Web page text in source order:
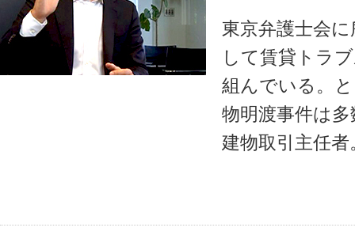
東京弁護士会
して賃貸トラ
組んでいる。
物明渡事件は
建物取引主任